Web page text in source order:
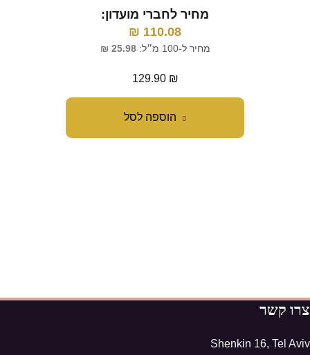
הוספה לסל
מחיר לחברי מועדון:
110.08
₪
מחיר ל-100 מ״ל: 25.98
₪
129.90 ₪
צרו קשר
Shenkin 16, Tel Aviv